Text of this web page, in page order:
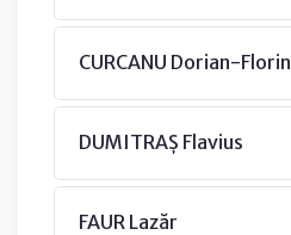
CURCANU Dorian-Florin
DUMITRAȘ Flavius
FAUR Lazăr